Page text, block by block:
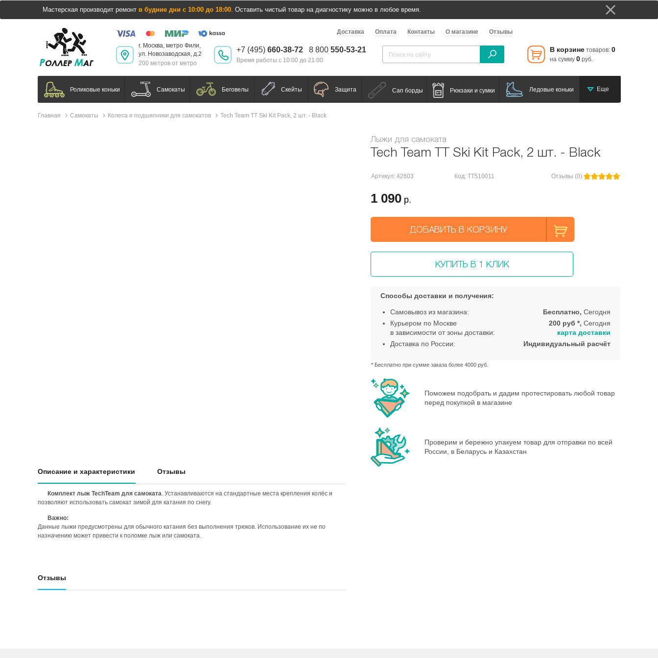
Мастерская производит ремонт в будние дни с 10:00 до 18:00. Оставить чистый товар на диагностику можно в любое время.
Доставка Оплата Контакты О магазине Отзывы
В корзине товаров: 0
на сумму 0 руб.
г. Москва, метро Фили,
ул. Новозаводская, д.2
200 метров от метро
+7 (495) 660-38-72 8 800 550-53-21
Время работы с 10:00 до 21:00
Роликовые коньки Самокаты Беговелы Скейты Защита Сап борды Рюкзаки и сумки Ледовые коньки Еще
Главная Самокаты Колеса и подшипники для самокатов Tech Team TT Ski Kit Pack, 2 шт. - Black
Описание и характеристики Отзывы
Комплект лыж TechTeam для самоката. Устанавливаются на стандартные места крепления колёс и
позволяют использовать самокат зимой для катания по снегу.
Важно:
Данные лыжи предусмотрены для обычного катания без выполнения трюков. Использование их не по
назначению может привести к поломке лыж или самоката.
Отзывы
Лыжи для самоката
Tech Team TT Ski Kit Pack, 2 шт. - Black
Артикул: 42603 Код: TT510011 Отзывы (0)
1 090 р.
ДОБАВИТЬ В КОРЗИНУ
КУПИТЬ В 1 КЛИК
Способы доставки и получения:
Самовывоз из магазина: Бесплатно, Сегодня
Курьером по Москве
в зависимости от зоны доставки:
200 руб *, Сегодня
* Бесплатно при сумме заказа более 4000 руб.
карта доставки
Доставка по России:
Индивидуальный расчёт
Поможем подобрать и дадим протестировать любой товар
перед покупкой в магазине
Проверим и бережно упакуем товар для отправки по всей
России, в Беларусь и Казахстан